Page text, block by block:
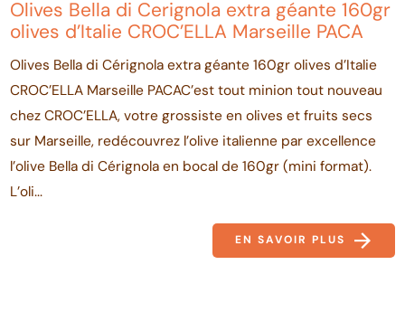
Olives Bella di Cerignola extra géante 160gr
olives d’Italie CROC’ELLA Marseille PACA
Olives Bella di Cérignola extra géante 160gr olives d’Italie
CROC’ELLA Marseille PACAC’est tout minion tout nouveau
chez CROC’ELLA, votre grossiste en olives et fruits secs
sur Marseille, redécouvrez l’olive italienne par excellence
l’olive Bella di Cérignola en bocal de 160gr (mini format).
L’oli...
EN SAVOIR PLUS